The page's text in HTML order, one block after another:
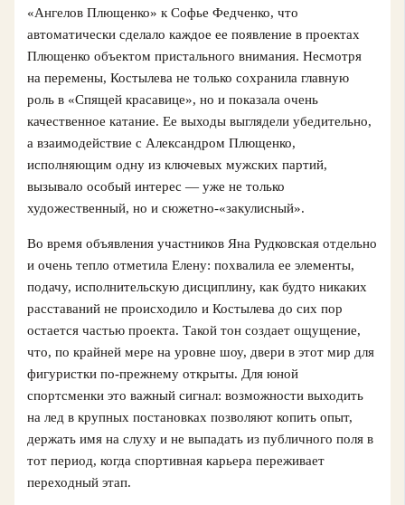
«Ангелов Плющенко» к Софье Федченко, что
автоматически сделало каждое ее появление в проектах
Плющенко объектом пристального внимания. Несмотря
на перемены, Костылева не только сохранила главную
роль в «Спящей красавице», но и показала очень
качественное катание. Ее выходы выглядели убедительно,
а взаимодействие с Александром Плющенко,
исполняющим одну из ключевых мужских партий,
вызывало особый интерес — уже не только
художественный, но и сюжетно-«закулисный».
Во время объявления участников Яна Рудковская отдельно
и очень тепло отметила Елену: похвалила ее элементы,
подачу, исполнительскую дисциплину, как будто никаких
расставаний не происходило и Костылева до сих пор
остается частью проекта. Такой тон создает ощущение,
что, по крайней мере на уровне шоу, двери в этот мир для
фигуристки по-прежнему открыты. Для юной
спортсменки это важный сигнал: возможности выходить
на лед в крупных постановках позволяют копить опыт,
держать имя на слуху и не выпадать из публичного поля в
тот период, когда спортивная карьера переживает
переходный этап.